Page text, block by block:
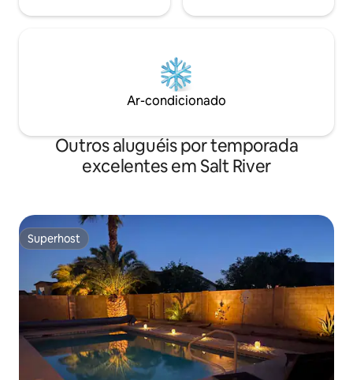
Ar-condicionado
Outros aluguéis por temporada
excelentes em Salt River
Superhost
Superhost